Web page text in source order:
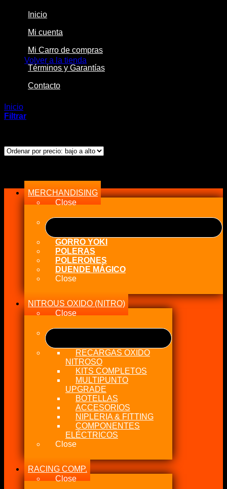
Volver a la tienda
Inicio
Mi cuenta
Mi Carro de compras
Términos y Garantías
Contacto
Inicio
Filtrar
MERCHANDISING
Close
GORRO YOKI
POLERAS
POLERONES
DUENDE MÁGICO
Close
NITROUS OXIDO (NITRO)
Close
RECARGAS OXIDO
NITROSO
KITS COMPLETOS
MULTIPUNTO
UPGRADE
BOTELLAS
ACCESORIOS
NIPLERIA & FITTING
COMPONENTES
ELÉCTRICOS
Close
RACING COMP.
Close